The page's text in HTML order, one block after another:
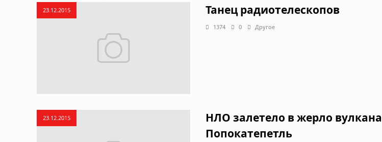
23.12.2015 Танец радиотелескопов
1374 0 Другое
23.12.2015
НЛО залетело в жерло вулкана
Попокатепетль